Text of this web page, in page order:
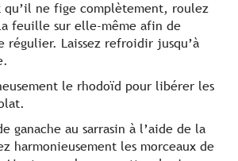
qu’il ne fige complètement, roulez
feuille sur elle-même afin de
régulier. Laissez refroidir jusqu’à
le rhodoïd pour libérer les
ganache au sarrasin à l’aide de la
harmonieusement les morceaux de